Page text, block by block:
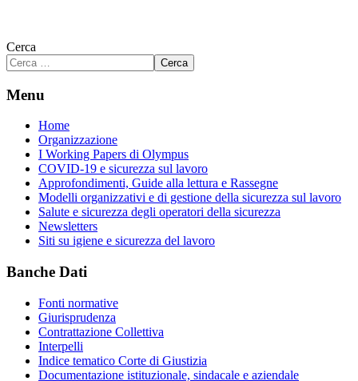
Cerca
Cerca
Menu
Home
Organizzazione
I Working Papers di Olympus
COVID-19 e sicurezza sul lavoro
Approfondimenti, Guide alla lettura e Rassegne
Modelli organizzativi e di gestione della sicurezza sul lavoro
Salute e sicurezza degli operatori della sicurezza
Newsletters
Siti su igiene e sicurezza del lavoro
Banche Dati
Fonti normative
Giurisprudenza
Contrattazione Collettiva
Interpelli
Indice tematico Corte di Giustizia
Documentazione istituzionale, sindacale e aziendale